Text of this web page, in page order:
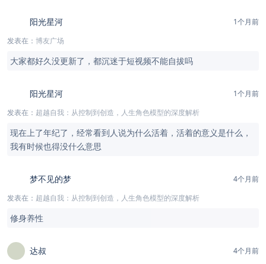
阳光星河
1个月前
发表在： 博友广场
大家都好久没更新了，都沉迷于短视频不能自拔吗
阳光星河
1个月前
发表在： 超越自我：从控制到创造，人生角色模型的深度解析
现在上了年纪了，经常看到人说为什么活着，活着的意义是什么，
我有时候也得没什么意思
梦不见的梦
4个月前
发表在： 超越自我：从控制到创造，人生角色模型的深度解析
修身养性
达叔
4个月前